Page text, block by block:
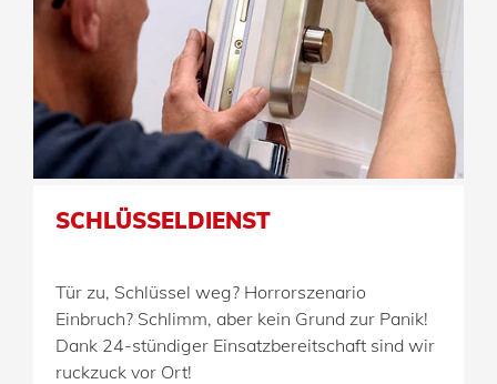
SCHLÜSSELDIENST
Tür zu, Schlüssel weg? Horrorszenario
Einbruch? Schlimm, aber kein Grund zur Panik!
Dank 24-stündiger Einsatz­bereit­schaft sind wir
ruckzuck vor Ort!